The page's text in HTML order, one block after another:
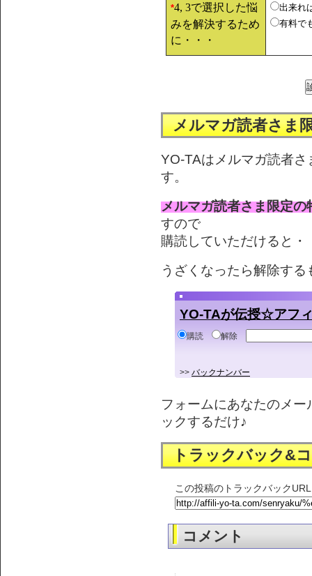
*4, 3で選択した悩
みを解決するため
に・・・
出来れ
有料で
メルマガ読者さま
YO-TAはメルマガ読者
す。
メルマガ読者さま限定の
すので
購読していただけると
うざくなったら解除す
YO-TAが伝授☆アフ
購読 解除
>> バックナンバー
フォームにあなたのメ
ックするだけ♪
トラックバック&
この投稿のトラックバック
コメント